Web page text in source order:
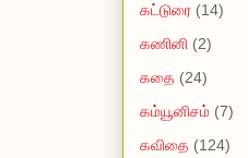
கட்டுரை (14)
கணினி (2)
கதை (24)
கம்யூனிசம் (7)
கவிதை (124)